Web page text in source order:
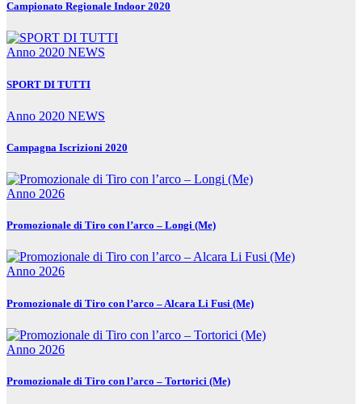
Campionato Regionale Indoor 2020
Anno 2020 NEWS
SPORT DI TUTTI
Anno 2020 NEWS
Campagna Iscrizioni 2020
Anno 2026
Promozionale di Tiro con l’arco – Longi (Me)
Anno 2026
Promozionale di Tiro con l’arco – Alcara Li Fusi (Me)
Anno 2026
Promozionale di Tiro con l’arco – Tortorici (Me)